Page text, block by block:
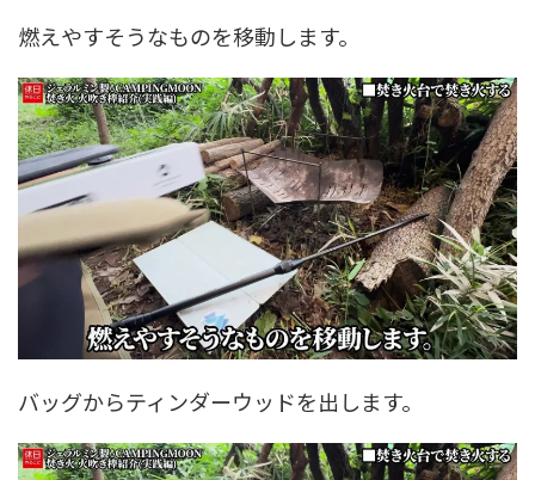
燃えやすそうなものを移動します。
バッグからティンダーウッドを出します。